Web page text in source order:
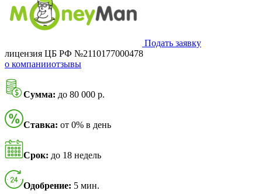
Подать заявку
лицензия ЦБ РФ №2110177000478
о компанииотзывы
Сумма: до 80 000 р.
Ставка: от 0% в день
Срок: до 18 недель
Одобрение: 5 мин.